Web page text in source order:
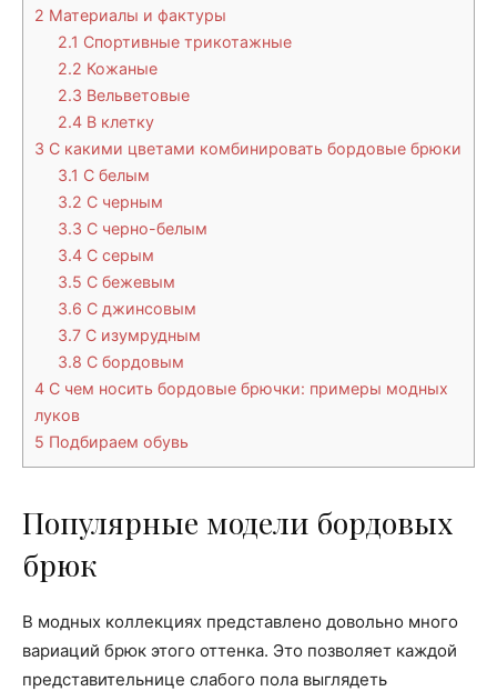
2 Материалы и фактуры
2.1 Спортивные трикотажные
2.2 Кожаные
2.3 Вельветовые
2.4 В клетку
3 С какими цветами комбинировать бордовые брюки
3.1 С белым
3.2 С черным
3.3 С черно-белым
3.4 С серым
3.5 С бежевым
3.6 С джинсовым
3.7 С изумрудным
3.8 С бордовым
4 С чем носить бордовые брючки: примеры модных
луков
5 Подбираем обувь
Популярные модели бордовых
брюк
В модных коллекциях представлено довольно много
вариаций брюк этого оттенка. Это позволяет каждой
представительнице слабого пола выглядеть